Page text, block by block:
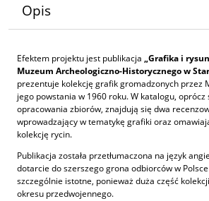
Opis
Efektem projektu jest publikacja „Grafika i
Muzeum Archeologiczno-Historycznego w
prezentuje kolekcję grafik gromadzonych przez
jego powstania w 1960 roku. W katalogu, oprócz
opracowania zbiorów, znajdują się dwa
wprowadzający w tematykę grafiki oraz
kolekcję rycin.
Publikacja została przetłumaczona na język
dotarcie do szerszego grona odbiorców w
szczególnie istotne, ponieważ duża część
okresu przedwojennego.